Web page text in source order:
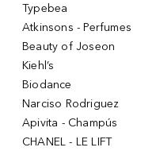
Typebea
Atkinsons - Perfumes
Beauty of Joseon
Kiehl’s
Biodance
Narciso Rodriguez
Apivita - Champús
CHANEL - LE LIFT